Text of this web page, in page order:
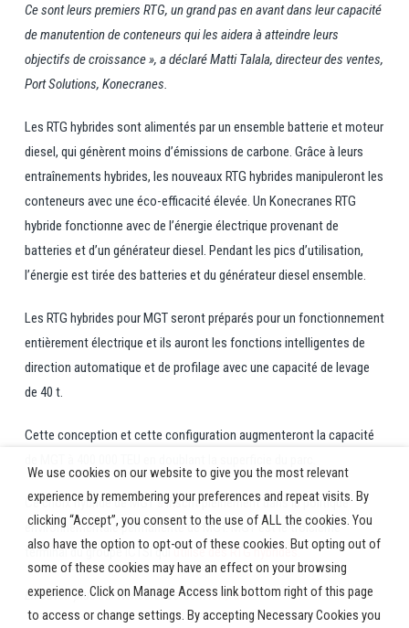
Ce sont leurs premiers RTG, un grand pas en avant dans leur capacité
de manutention de conteneurs qui les aidera à atteindre leurs
objectifs de croissance », a déclaré Matti Talala, directeur des ventes,
Port Solutions, Konecranes.
Les RTG hybrides sont alimentés par un ensemble batterie et moteur
diesel, qui génèrent moins d’émissions de carbone. Grâce à leurs
entraînements hybrides, les nouveaux RTG hybrides manipuleront les
conteneurs avec une éco-efficacité élevée. Un Konecranes RTG
hybride fonctionne avec de l’énergie électrique provenant de
batteries et d’un générateur diesel. Pendant les pics d’utilisation,
l’énergie est tirée des batteries et du générateur diesel ensemble.
Les RTG hybrides pour MGT seront préparés pour un fonctionnement
entièrement électrique et ils auront les fonctions intelligentes de
direction automatique et de profilage avec une capacité de levage
de 40 t.
Cette conception et cette configuration augmenteront la capacité
Ce choix hybride de MGT s’inscrit pleinement dans la politique
environnementale permanente de MGT. MGT est le troisième
terminal du groupe ICTSI qui utilise des RTG hybrides.
En savoir plus sur Konecranes.comici</ un>
We use cookies on our website to give you the most relevant
experience by remembering your preferences and repeat visits. By
clicking “Accept”, you consent to the use of ALL the cookies. You
also have the option to opt-out of these cookies. But opting out of
some of these cookies may have an effect on your browsing
experience. Click on Manage Access link bottom right of this page
to access or change settings. By accepting Necessary Cookies you